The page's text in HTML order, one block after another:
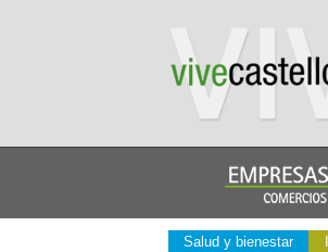
Salud y bienestar